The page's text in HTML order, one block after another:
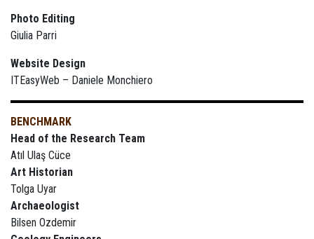
Photo Editing
Giulia Parri
Website Design
ITEasyWeb – Daniele Monchiero
BENCHMARK
Head of the Research Team
Atıl Ulaş Cüce
Art Historian
Tolga Uyar
Archaeologist
Bilsen Ozdemir